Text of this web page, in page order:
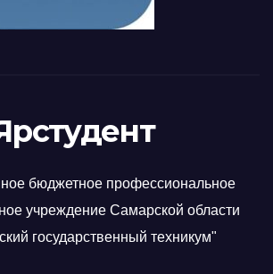
бюджетное профессиональное
учреждение Самарской области
государственный техникум"